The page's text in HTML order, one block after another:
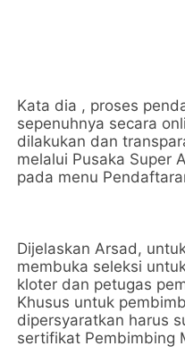
Kata dia , proses
sepenuhnya secara
dilakukan dan
melalui Pusaka Super
pada menu
Dijelaskan Arsad,
membuka seleksi
kloter dan petugas
Khusus untuk
dipersyaratkan harus
sertifikat Pembimbing